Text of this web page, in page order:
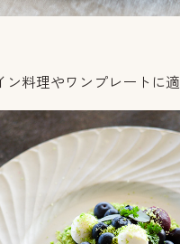
ン料理やワンプレートに適